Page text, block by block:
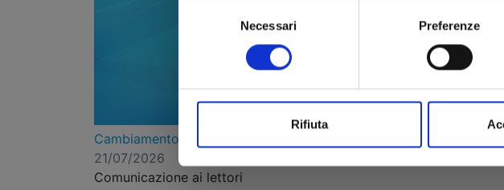
Necessari Preferenze
Rifiuta
Cambiamento prezzi da marzo 2026
21/07/2026
Comunicazione ai lettori